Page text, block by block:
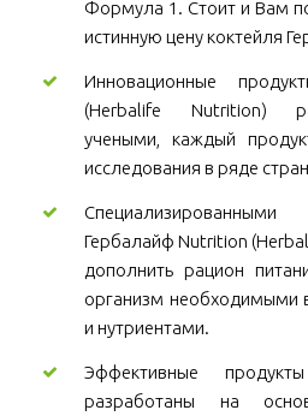
Формула 1. Стоит и Вам
истинную цену коктейля
Инновационные
(Herbalife Nutrition)
учеными, каждый
исследования в ряде
Гербалайф Nutrition
дополнить рацион
организм необходимыми
и нутриентами.
Эффективные
разработаны на